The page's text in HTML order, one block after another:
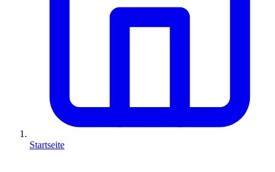
Startseite